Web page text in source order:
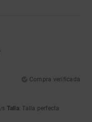
Compra verificada
/5 Talla: Talla perfecta